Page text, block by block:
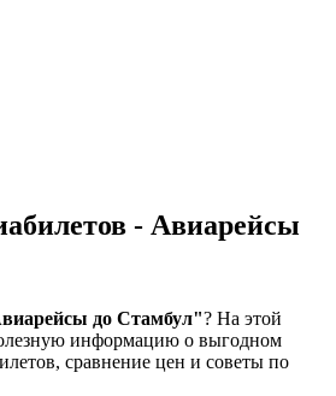
- Авиарейсы
до Стамбул"? На этой
информацию о выгодном
сравнение цен и советы по